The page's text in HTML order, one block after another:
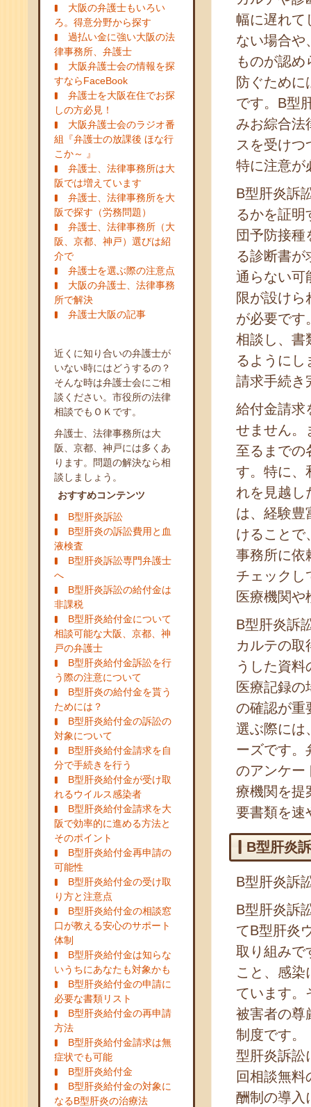
大阪の弁護士もいろい
ろ。得意分野から探す
過払い金に強い大阪の法
律事務所、弁護士
大阪弁護士会の情報を探
すならFaceBook
弁護士を大阪在住でお探
しの方必見！
大阪弁護士会のラジオ番
組『弁護士の放課後 ほな行
こか～ 』
弁護士、法律事務所は大
阪では増えています
弁護士、法律事務所を大
阪で探す（労務問題）
弁護士、法律事務所（大
阪、京都、神戸）選びは紹
介で
弁護士を選ぶ際の注意点
大阪の弁護士、法律事務
所で解決
弁護士大阪の記事
近くに知り合いの弁護士が
いない時にはどうするの？
そんな時は弁護士会にご相
談ください。市役所の法律
相談でもＯＫです。
弁護士、法律事務所は大
阪、京都、神戸には多くあ
ります。問題の解決なら相
談しましょう。
おすすめコンテンツ
B型肝炎訴訟
B型肝炎の訴訟費用と血
液検査
B型肝炎訴訟専門弁護士
へ
B型肝炎訴訟の給付金は
非課税
B型肝炎給付金について
相談可能な大阪、京都、神
戸の弁護士
B型肝炎給付金訴訟を行
う際の注意について
B型肝炎の給付金を貰う
ためには？
B型肝炎給付金の訴訟の
対象について
B型肝炎給付金請求を自
分で手続きを行う
B型肝炎給付金が受け取
れるウイルス感染者
B型肝炎給付金請求を大
阪で効率的に進める方法と
そのポイント
B型肝炎給付金再申請の
可能性
B型肝炎給付金の受け取
り方と注意点
B型肝炎給付金の相談窓
口が教える安心のサポート
体制
B型肝炎給付金は知らな
いうちにあなたも対象かも
B型肝炎給付金の申請に
必要な書類リスト
B型肝炎給付金の再申請
方法
B型肝炎給付金請求は無
症状でも可能
B型肝炎給付金
B型肝炎給付金の対象に
なるB型肝炎の治療法
幅に遅れて
ない場合や
ものが認
防ぐために
です。B型
みお綜合法
スを受け
特に注意が
B型肝炎訴
るかを証明
団予防接
る診断書が
通らない可
限が設けら
が必要です
相談し、書
るようにし
請求手続き
給付金請求
せません。
至るまでの
す。特に、
れを見越し
は、経験豊
けることで
事務所に依
チェックし
医療機関や
B型肝炎訴
カルテの取
うした資
医療記録
の確認が重
選ぶ際には
ーズです。
のアンケー
療機関を提
要書類を速
B型肝炎
B型肝炎訴
B型肝炎訴
てB型肝炎
取り組みで
こと、感染
ています。
被害者の尊
制度です
型肝炎訴訟
回相談無
酬制の導入